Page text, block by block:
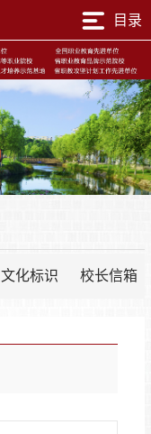
目录
文化标识 校长信箱